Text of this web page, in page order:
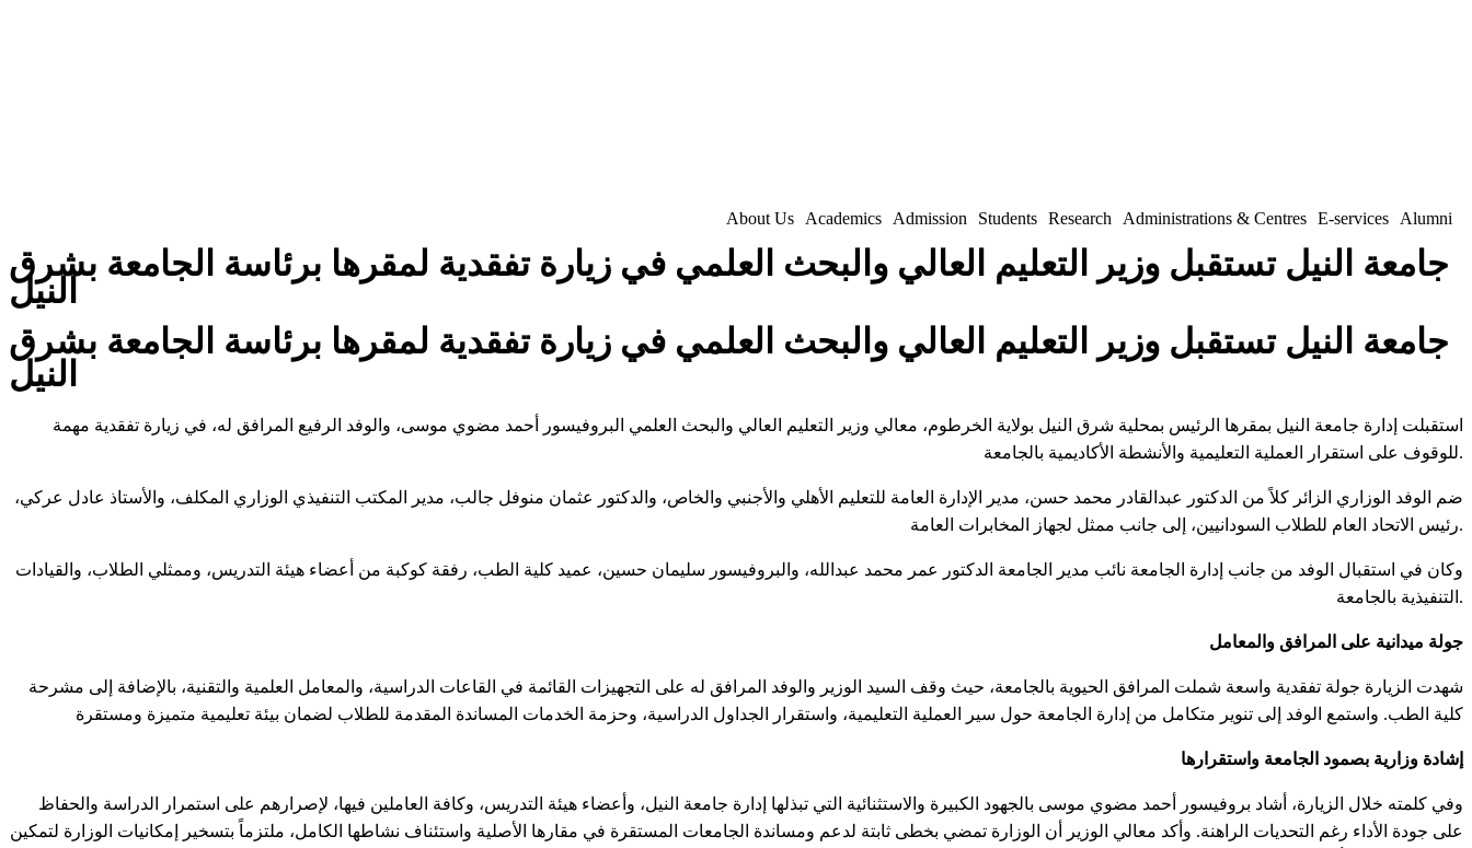
About Us Academics Admission Students Research Administrations & Centres E-services Alumni
جامعة النيل تستقبل وزير التعليم العالي والبحث العلمي في زيارة تفقدية لمقرها برئاسة الجامعة بشرق
النيل
جامعة النيل تستقبل وزير التعليم العالي والبحث العلمي في زيارة تفقدية لمقرها برئاسة الجامعة بشرق
النيل
استقبلت إدارة جامعة النيل بمقرها الرئيس بمحلية شرق النيل بولاية الخرطوم، معالي وزير التعليم العالي والبحث العلمي البروفيسور أحمد مضوي موسى، والوفد الرفيع المرافق له، في زيارة تفقدية مهمة
للوقوف على استقرار العملية التعليمية والأنشطة الأكاديمية بالجامعة.
ضم الوفد الوزاري الزائر كلاً من الدكتور عبدالقادر محمد حسن، مدير الإدارة العامة للتعليم الأهلي والأجنبي والخاص، والدكتور عثمان منوفل جالب، مدير المكتب التنفيذي الوزاري المكلف، والأستاذ عادل عركي،
رئيس الاتحاد العام للطلاب السودانيين، إلى جانب ممثل لجهاز المخابرات العامة.
وكان في استقبال الوفد من جانب إدارة الجامعة نائب مدير الجامعة الدكتور عمر محمد عبدالله، والبروفيسور سليمان حسين، عميد كلية الطب، رفقة كوكبة من أعضاء هيئة التدريس، وممثلي الطلاب، والقيادات
التنفيذية بالجامعة.
جولة ميدانية على المرافق والمعامل
شهدت الزيارة جولة تفقدية واسعة شملت المرافق الحيوية بالجامعة، حيث وقف السيد الوزير والوفد المرافق له على التجهيزات القائمة في القاعات الدراسية، والمعامل العلمية والتقنية، بالإضافة إلى مشرحة
كلية الطب. واستمع الوفد إلى تنوير متكامل من إدارة الجامعة حول سير العملية التعليمية، واستقرار الجداول الدراسية، وحزمة الخدمات المساندة المقدمة للطلاب لضمان بيئة تعليمية متميزة ومستقرة
إشادة وزارية بصمود الجامعة واستقرارها
وفي كلمته خلال الزيارة، أشاد بروفيسور أحمد مضوي موسى بالجهود الكبيرة والاستثنائية التي تبذلها إدارة جامعة النيل، وأعضاء هيئة التدريس، وكافة العاملين فيها، لإصرارهم على استمرار الدراسة والحفاظ
على جودة الأداء رغم التحديات الراهنة. وأكد معالي الوزير أن الوزارة تمضي بخطى ثابتة لدعم ومساندة الجامعات المستقرة في مقارها الأصلية واستئناف نشاطها الكامل، ملتزماً بتسخير إمكانيات الوزارة لتمكين